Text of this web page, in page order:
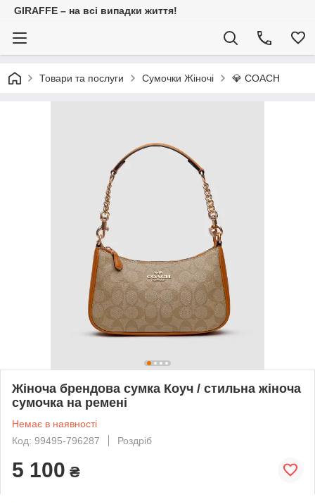
GIRAFFE – на всі випадки життя!
Товари та послуги Сумочки Жіночі 💎
Жіноча брендова сумка Коуч / стильна жіноча
сумочка на ремені
Немає в наявності
Код: 99495-796287
Роздріб
5 100 ₴